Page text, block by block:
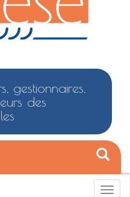
gestionnaires,
des
T